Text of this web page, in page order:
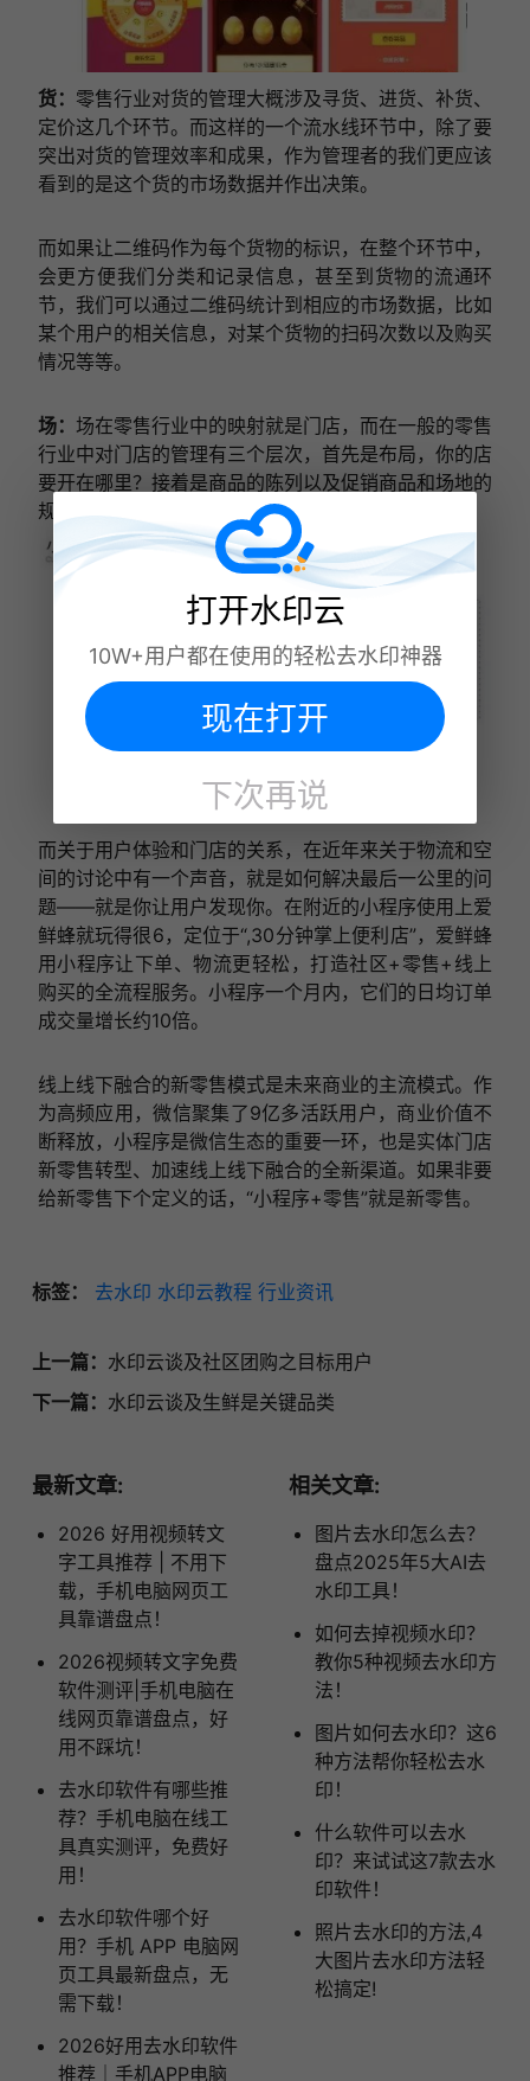
货： 零售行业对货的管理大概涉及寻货、进货、补货、
定价这几个环节。而这样的一个流水线环节中，除了要
突出对货的管理效率和成果，作为管理者的我们更应该
看到的是这个货的市场数据并作出决策。
而如果让二维码作为每个货物的标识，在整个环节中，
会更方便我们分类和记录信息，甚至到货物的流通环
节，我们可以通过二维码统计到相应的市场数据，比如
某个用户的相关信息，对某个货物的扫码次数以及购买
情况等等。
场： 场在零售行业中的映射就是门店，而在一般的零售
行业中对门店的管理有三个层次，首先是布局，你的店
要开在哪里？接着是商品的陈列以及促销商品和场地的
规划。而我们所作的这些都是为了用户体验。
而关于用户体验和门店的关系，在近年来关于物流和空
间的讨论中有一个声音，就是如何解决最后一公里的问
题——就是你让用户发现你。在附近的小程序使用上爱
鲜蜂就玩得很6，定位于“,30分钟掌上便利店”，爱鲜蜂
用小程序让下单、物流更轻松，打造社区+零售+线上
购买的全流程服务。小程序一个月内，它们的日均订单
成交量增长约10倍。
线上线下融合的新零售模式是未来商业的主流模式。作
为高频应用，微信聚集了9亿多活跃用户，商业价值不
断释放，小程序是微信生态的重要一环，也是实体门店
新零售转型、加速线上线下融合的全新渠道。如果非要
给新零售下个定义的话，“小程序+零售”就是新零售。
标签： 去水印 水印云教程 行业资讯
上一篇： 水印云谈及社区团购之目标用户
下一篇： 水印云谈及生鲜是关键品类
最新文章:
2026 好用视频转文
字工具推荐 | 不用下
载，手机电脑网页工
具靠谱盘点！
2026视频转文字免费
软件测评|手机电脑在
线网页靠谱盘点，好
用不踩坑！
去水印软件有哪些推
荐？手机电脑在线工
具真实测评，免费好
用！
去水印软件哪个好
用？手机 APP 电脑网
页工具最新盘点，无
需下载！
2026好用去水印软件
推荐｜手机APP电脑
相关文章:
图片去水印怎么去？
盘点2025年5大AI去
水印工具！
如何去掉视频水印？
教你5种视频去水印方
法！
图片如何去水印？这6
种方法帮你轻松去水
印！
什么软件可以去水
印？来试试这7款去水
印软件！
照片去水印的方法,4
大图片去水印方法轻
松搞定!
打开水印云
10W+用户都在使用的轻松去水印神器
现在打开
下次再说